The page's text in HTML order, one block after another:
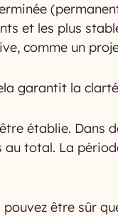
et les plus
comme un
garantit la
établie.
total. La
être sûr